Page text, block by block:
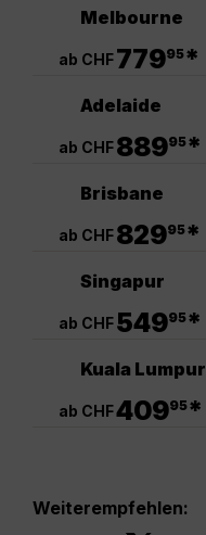
Melbourne
ab CHF77995*
Adelaide
ab CHF88995*
Brisbane
ab CHF82995*
Singapur
ab CHF54995*
Kuala Lumpur
ab CHF40995*
Weiterempfehlen: